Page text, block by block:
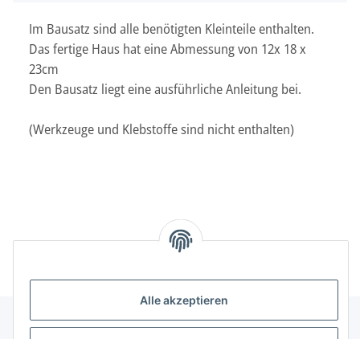
Alle akzeptieren
Im Bausatz sind alle benötigten Kleinteile enthalten.
Das fertige Haus hat eine Abmessung von 12x 18 x
23cm
Den Bausatz liegt eine ausführliche Anleitung bei.
(Werkzeuge und Klebstoffe sind nicht enthalten)